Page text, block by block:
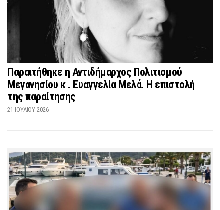
Παραιτήθηκε η Αντιδήμαρχος Πολιτισμού
Μεγανησίου κ . Ευαγγελία Μελά. Η επιστολή
της παραίτησης
21 ΙΟΥΛΊΟΥ 2026